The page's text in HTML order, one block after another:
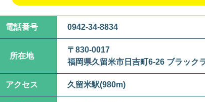
電話番号 0942-34-8834
所在地
〒830-0017
福岡県久留米市日吉町6-26 ブラック
アクセス 久留米駅(980m)